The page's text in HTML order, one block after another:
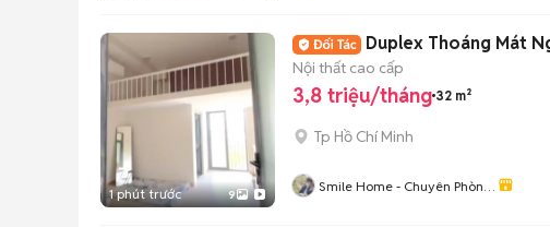
1 phút trước 9
Duplex Thoáng Mát
Nội thất cao cấp
3,8 triệu/tháng 32 m²
Tp Hồ Chí Minh
Smile Home - Chuyên Phòng